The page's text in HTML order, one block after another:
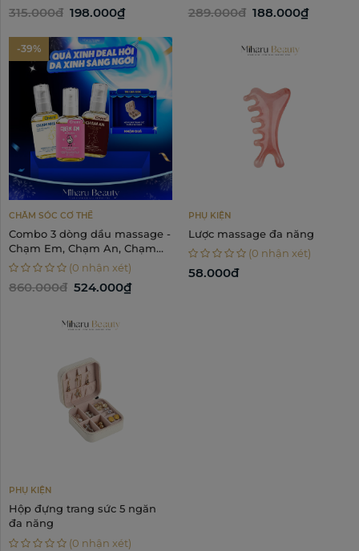
315.000đ 198.000₫ 289.000đ 188.000₫
-39%
CHĂM SÓC CƠ THỂ
Combo 3 dòng dầu massage -
Chạm Em, Chạm An, Chạm
Nhẹ
(0 nhận xét)
860.000đ 524.000₫
PHỤ KIỆN
Lược massage đa năng
(0 nhận xét)
58.000đ
PHỤ KIỆN
Hộp đựng trang sức 5 ngăn
đa năng
(0 nhận xét)